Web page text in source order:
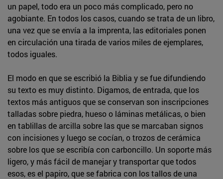
un papel, todo era un poco más complicado, pero no
agobiante. En todos los casos, cuando se trata de un libro,
una vez que se envía a la imprenta, las editoriales ponen
en circulación una tirada de varios miles de ejemplares,
todos iguales.
El modo en que se escribió la Biblia y se fue difundiendo
su texto es muy distinto. Digamos, de entrada, que los
textos más antiguos que se conservan son inscripciones
talladas sobre piedra, hueso o láminas metálicas, o bien
en tablillas de arcilla sobre las que se marcaban signos
con incisiones y luego se cocían, o trozos de cerámica
sobre los que se escribía con carboncillo. Un soporte más
ligero, y más fácil de manejar y transportar que todos
esos, es el papiro, que se fabrica con los tallos de una